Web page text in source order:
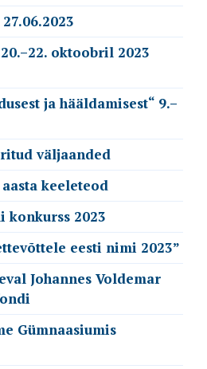
oktoobril 2023
ja hääldamisest“ 9.–
väljaanded
keeleteod
konkurss 2023
eesti nimi 2023”
Johannes Voldemar
Gümnaasiumis